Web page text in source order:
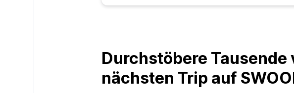
Durchstöbere
nächsten Trip auf